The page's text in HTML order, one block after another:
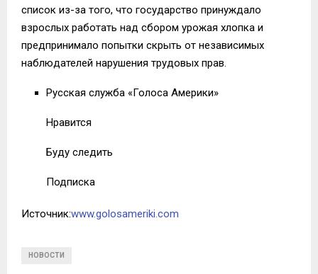
список из-за того, что государство принуждало
взрослых работать над сбором урожая хлопка и
предпринимало попытки скрыть от независимых
наблюдателей нарушения трудовых прав.
Русская служба «Голоса Америки»
Нравится
Буду следить
Подписка
Источник:www.golosameriki.com
НОВОСТИ